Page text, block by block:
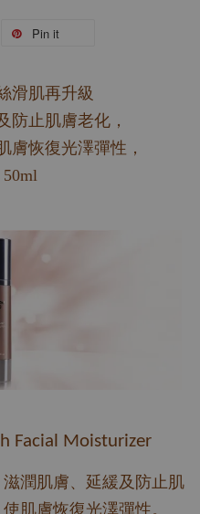
Pin it
滑肌再升級
防止肌膚老化，
膚恢復光澤彈性，
Facial Moisturizer
潤肌膚、延緩及防止肌
肌膚恢復光澤彈性。